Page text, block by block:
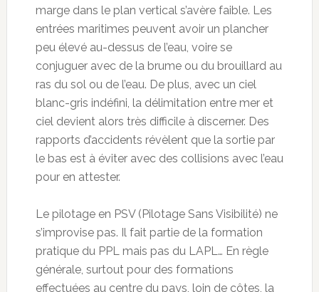
marge dans le plan vertical s’avère faible. Les
entrées maritimes peuvent avoir un plancher
peu élevé au-dessus de l’eau, voire se
conjuguer avec de la brume ou du brouillard au
ras du sol ou de l’eau. De plus, avec un ciel
blanc-gris indéfini, la délimitation entre mer et
ciel devient alors très difficile à discerner. Des
rapports d’accidents révèlent que la sortie par
le bas est à éviter avec des collisions avec l’eau
pour en attester.
Le pilotage en PSV (Pilotage Sans Visibilité) ne
s’improvise pas. Il fait partie de la formation
pratique du PPL mais pas du LAPL… En règle
générale, surtout pour des formations
effectuées au centre du pays, loin de côtes, la